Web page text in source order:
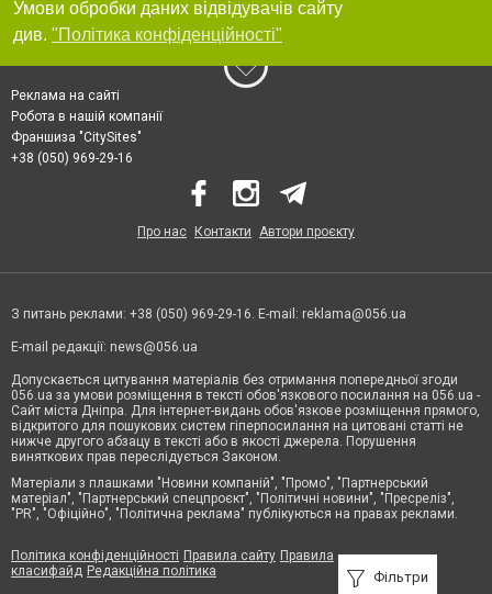
Фільтри
Умови обробки даних відвідувачів сайту
див. "Політика конфіденційності"
Реклама на сайті
Робота в нашій компанії
Франшиза "CitySites"
+38 (050) 969-29-16
Про нас Контакти Автори проєкту
З питань реклами: +38 (050) 969-29-16. E-mail: reklama@056.ua
E-mail редакції: news@056.ua
Допускається цитування матеріалів без отримання попередньої згоди
056.ua за умови розміщення в тексті обов'язкового посилання на 056.ua -
Сайт міста Дніпра. Для інтернет-видань обов'язкове розміщення прямого,
відкритого для пошукових систем гіперпосилання на цитовані статті не
нижче другого абзацу в тексті або в якості джерела. Порушення
виняткових прав переслідується Законом.
Матеріали з плашками "Новини компаній", "Промо", "Партнерський
матеріал", "Партнерський спецпроєкт", "Політичні новини", "Пресреліз",
"PR", "Офіційно", "Політична реклама" публікуються на правах реклами.
Політика конфіденційності Правила сайту Правила
класифайд Редакційна політика